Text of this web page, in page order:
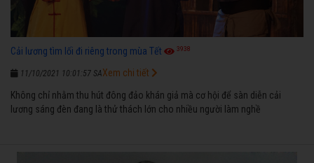
Cải lương tìm lối đi riêng trong mùa Tết 3938
11/10/2021 10:01:57 SA
Không chỉ nhằm thu hút đông đảo khán giả mà cơ hội để sàn diễn cải
lương sáng đèn đang là thử thách lớn cho nhiều người làm nghề
Xem chi tiết